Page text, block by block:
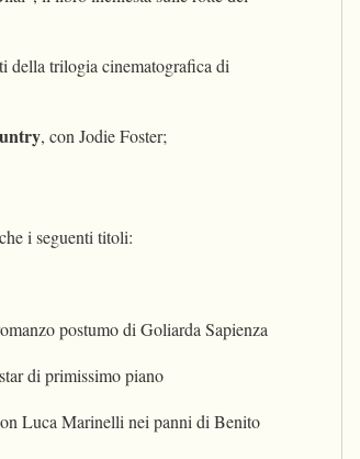
della trilogia cinematografica di
, con Jodie Foster;
i seguenti titoli:
postumo di Goliarda Sapienza
di primissimo piano
Luca Marinelli nei panni di Benito